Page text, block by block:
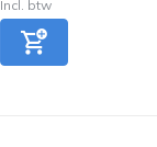
Incl. btw